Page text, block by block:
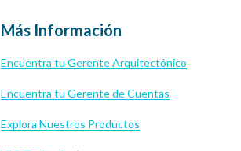
Más Información
Encuentra tu Gerente Arquitectónico
Encuentra tu Gerente de Cuentas
Explora Nuestros Productos